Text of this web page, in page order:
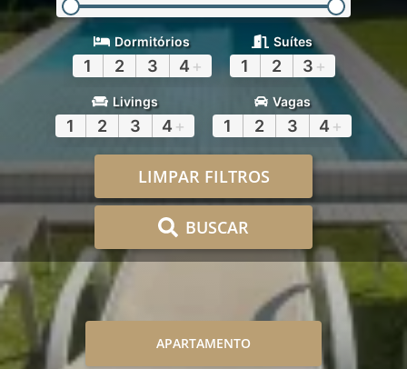
Dormitórios
1 2 3 4 +
Suítes
1 2 3 +
Livings
1 2 3 4 +
Vagas
1 2 3 4 +
LIMPAR FILTROS
BUSCAR
APARTAMENTO